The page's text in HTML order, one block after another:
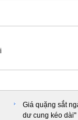
Giá quặng sắt
dư cung kéo dài"